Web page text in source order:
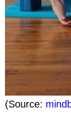
(Source: